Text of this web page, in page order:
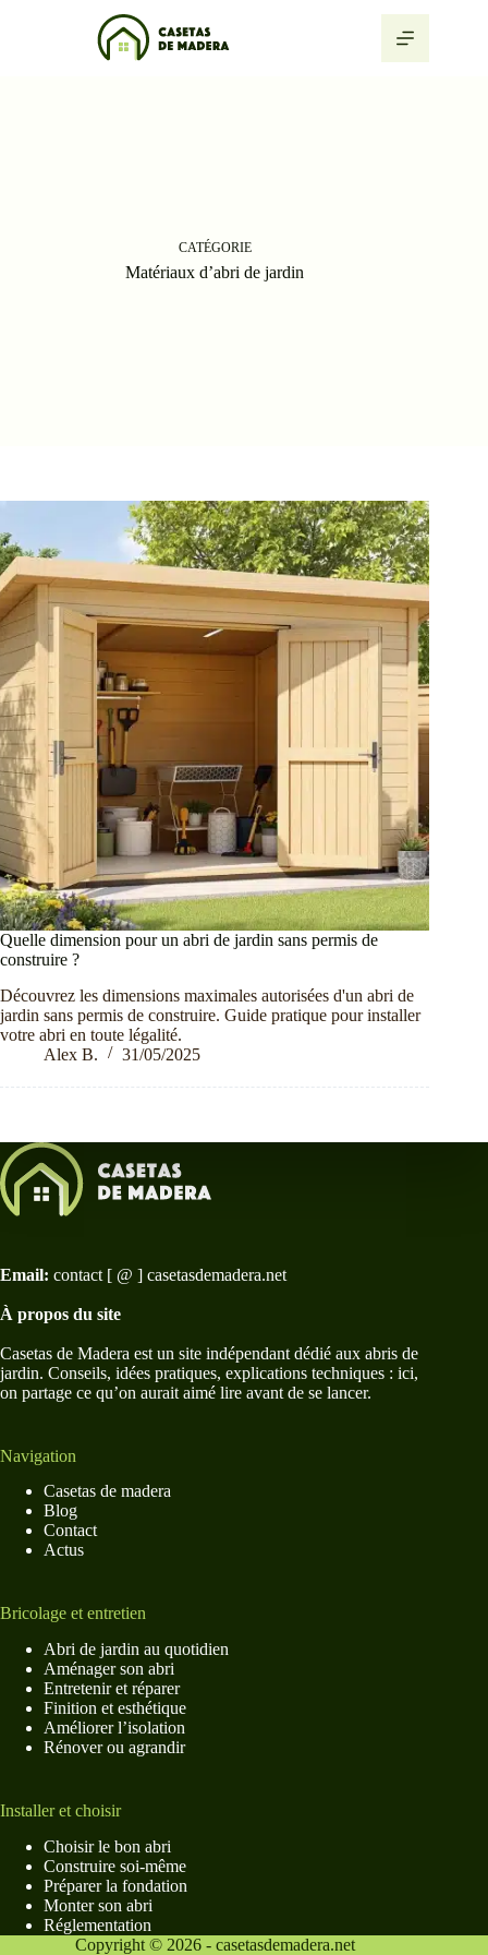
CATÉGORIE
Matériaux d’abri de jardin
Quelle dimension pour un abri de jardin sans permis de
construire ?
Découvrez les dimensions maximales autorisées d'un abri de
jardin sans permis de construire. Guide pratique pour installer
votre abri en toute légalité.
Alex B.
31/05/2025
Email: contact [ @ ] casetasdemadera.net
À propos du site
Casetas de Madera est un site indépendant dédié aux abris de
jardin. Conseils, idées pratiques, explications techniques : ici,
on partage ce qu’on aurait aimé lire avant de se lancer.
Navigation
Casetas de madera
Blog
Contact
Actus
Bricolage et entretien
Abri de jardin au quotidien
Aménager son abri
Entretenir et réparer
Finition et esthétique
Améliorer l’isolation
Rénover ou agrandir
Installer et choisir
Choisir le bon abri
Construire soi-même
Préparer la fondation
Monter son abri
Réglementation
Copyright © 2026 - casetasdemadera.net